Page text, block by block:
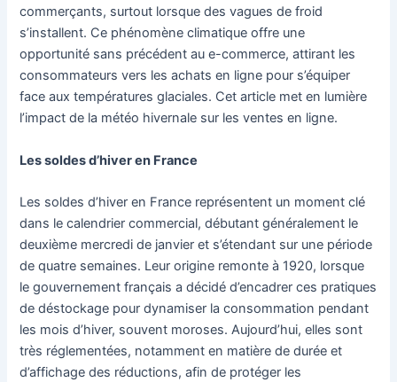
commerçants, surtout lorsque des vagues de froid
s’installent. Ce phénomène climatique offre une
opportunité sans précédent au e-commerce, attirant les
consommateurs vers les achats en ligne pour s’équiper
face aux températures glaciales. Cet article met en lumière
l’impact de la météo hivernale sur les ventes en ligne.
Les soldes d’hiver en France
Les soldes d’hiver en France représentent un moment clé
dans le calendrier commercial, débutant généralement le
deuxième mercredi de janvier et s’étendant sur une période
de quatre semaines. Leur origine remonte à 1920, lorsque
le gouvernement français a décidé d’encadrer ces pratiques
de déstockage pour dynamiser la consommation pendant
les mois d’hiver, souvent moroses. Aujourd’hui, elles sont
très réglementées, notamment en matière de durée et
d’affichage des réductions, afin de protéger les